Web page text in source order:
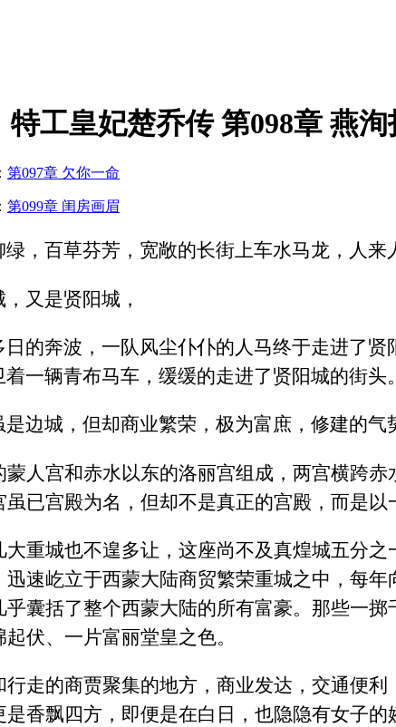
特工皇妃楚乔传 第098章 燕洵
第097章 欠你一命
第099章 闺房画眉
绿，百草芬芳，宽敞的长街上车水马龙，人来
又是贤阳城，
日的奔波，一队风尘仆仆的人马终于走进了
着一辆青布马车，缓缓的走进了贤阳城的街头。
是边城，但却商业繁荣，极为富庶，修建的气
人宫和赤水以东的洛丽宫组成，两宫横跨
已宫殿为名，但却不是真正的宫殿，而是以
重城也不遑多让，这座尚不及真煌城五分
速屹立于西蒙大陆商贸繁荣重城之中，每
囊括了整个西蒙大陆的所有富豪。那些一
伏、一片富丽堂皇之色。
走的商贾聚集的地方，商业发达，交通便
香飘四方，即便是在白日，也隐隐有女子的